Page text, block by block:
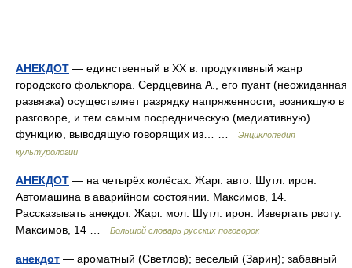
АНЕКДОТ — единственный в ХХ в. продуктивный жанр
городского фольклора. Сердцевина А., его пуант (неожиданная
развязка) осуществляет разрядку напряженности, возникшую в
разговоре, и тем самым посредническую (медиативную)
функцию, выводящую говорящих из… …
Энциклопедия
культурологии
АНЕКДОТ — на четырёх колёсах. Жарг. авто. Шутл. ирон.
Автомашина в аварийном состоянии. Максимов, 14.
Рассказывать анекдот. Жарг. мол. Шутл. ирон. Извергать рвоту.
Максимов, 14 …
Большой словарь русских поговорок
анекдот — ароматный (Светлов); веселый (Зарин); забавный